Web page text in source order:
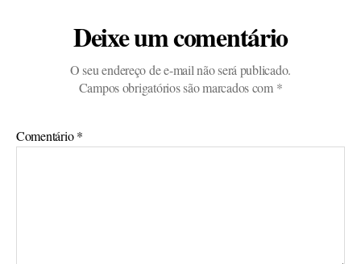
Deixe um comentário
O seu endereço de e-mail não será publicado.
Campos obrigatórios são marcados com *
Comentário*